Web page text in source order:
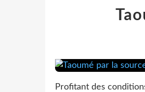
Profitant des